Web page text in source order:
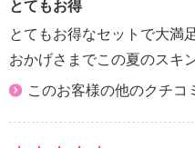
※ジェミーネフェルタリ
ッケージ表示は「美容液ク
※ジェミーネフェルタリ
※個装箱のパッケージ表示
とてもお得
とてもお得なセットで大満
おかげさまでこの夏のスキ
このお客様の他のクチコ